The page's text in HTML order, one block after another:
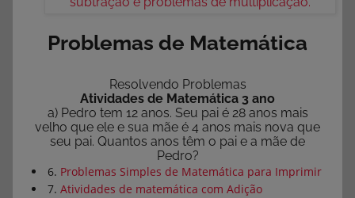
Problemas de Matemática
Resolvendo Problemas
Atividades de Matemática 3 ano
a) Pedro tem 12 anos. Seu pai é 28 anos mais
velho que ele e sua mãe é 4 anos mais nova que
seu pai. Quantos anos têm o pai e a mãe de
Pedro?
6. Problemas Simples de Matemática para Imprimir
7. Atividades de matemática com Adição